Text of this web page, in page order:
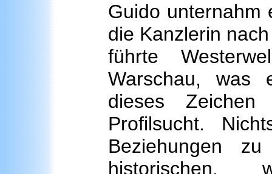
Guido unternahm
die Kanzlerin
führte
Warschau, was
dieses
Profilsucht.
Beziehungen
historischen,